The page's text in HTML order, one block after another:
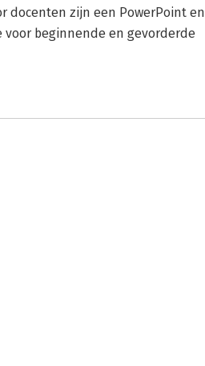
docenten zijn een PowerPoint en
beginnende en gevorderde